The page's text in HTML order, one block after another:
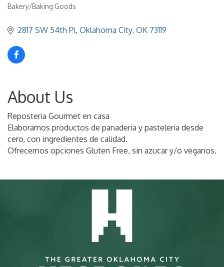
Categories
Bakery/Baking Goods
2817 SW 54th Pl Oklahoma City OK 73119
About Us
Reposteria Gourmet en casa
Elaboramos productos de panaderia y pasteleria desde
cero, con ingredientes de calidad.
Ofrecemos opciones Gluten Free, sin azucar y/o veganos.